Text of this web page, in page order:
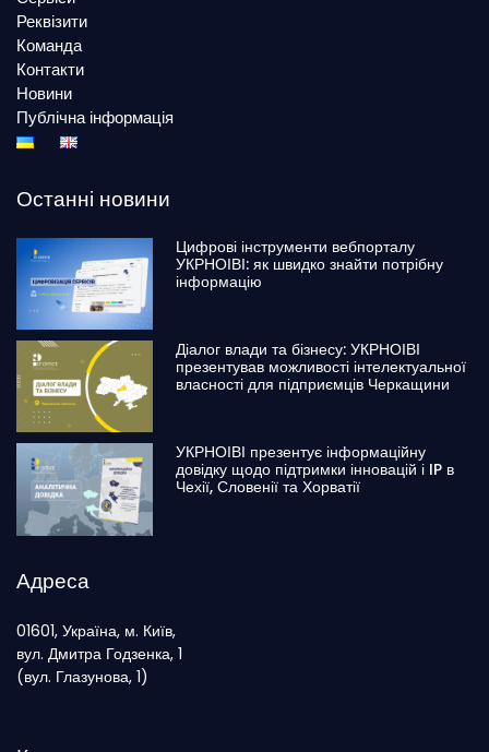
Реквізити
Команда
Контакти
Новини
Публічна інформація
Останні новини
Цифрові інструменти вебпорталу
УКРНОІВІ: як швидко знайти потрібну
інформацію
Діалог влади та бізнесу: УКРНОІВІ
презентував можливості інтелектуальної
власності для підприємців Черкащини
УКРНОІВІ презентує інформаційну
довідку щодо підтримки інновацій і IP в
Чехії, Словенії та Хорватії
Адреса
01601, Україна, м. Київ,
вул. Дмитра Годзенка, 1
(вул. Глазунова, 1)